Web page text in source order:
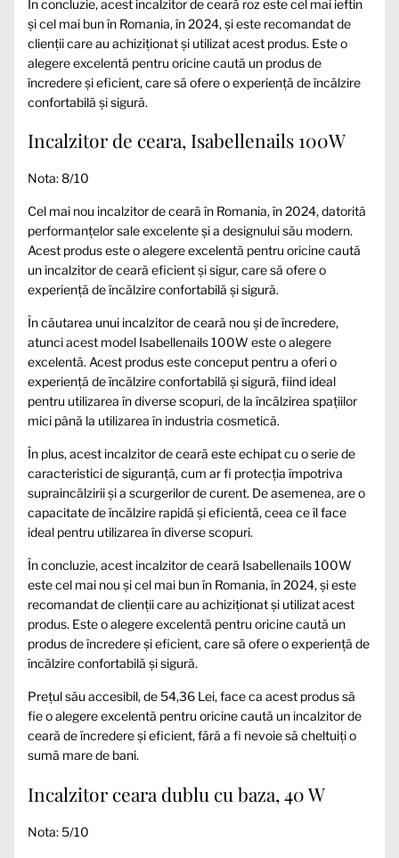
În concluzie, acest incalzitor de ceară roz este cel mai ieftin
și cel mai bun în Romania, în 2024, și este recomandat de
clienții care au achiziționat și utilizat acest produs. Este o
alegere excelentă pentru oricine caută un produs de
încredere și eficient, care să ofere o experiență de încălzire
confortabilă și sigură.
Incalzitor de ceara, Isabellenails 100W
Nota: 8/10
Cel mai nou incalzitor de ceară în Romania, în 2024, datorită
performanțelor sale excelente și a designului său modern.
Acest produs este o alegere excelentă pentru oricine caută
un incalzitor de ceară eficient și sigur, care să ofere o
experiență de încălzire confortabilă și sigură.
În căutarea unui incalzitor de ceară nou și de încredere,
atunci acest model Isabellenails 100W este o alegere
excelentă. Acest produs este conceput pentru a oferi o
experiență de încălzire confortabilă și sigură, fiind ideal
pentru utilizarea în diverse scopuri, de la încălzirea spațiilor
mici până la utilizarea în industria cosmetică.
În plus, acest incalzitor de ceară este echipat cu o serie de
caracteristici de siguranță, cum ar fi protecția împotriva
supraincălzirii și a scurgerilor de curent. De asemenea, are o
capacitate de încălzire rapidă și eficientă, ceea ce îl face
ideal pentru utilizarea în diverse scopuri.
În concluzie, acest incalzitor de ceară Isabellenails 100W
este cel mai nou și cel mai bun în Romania, în 2024, și este
recomandat de clienții care au achiziționat și utilizat acest
produs. Este o alegere excelentă pentru oricine caută un
produs de încredere și eficient, care să ofere o experiență de
încălzire confortabilă și sigură.
Prețul său accesibil, de 54,36 Lei, face ca acest produs să
fie o alegere excelentă pentru oricine caută un incalzitor de
ceară de încredere și eficient, fără a fi nevoie să cheltuiți o
sumă mare de bani.
Incalzitor ceara dublu cu baza, 40 W
Nota: 5/10